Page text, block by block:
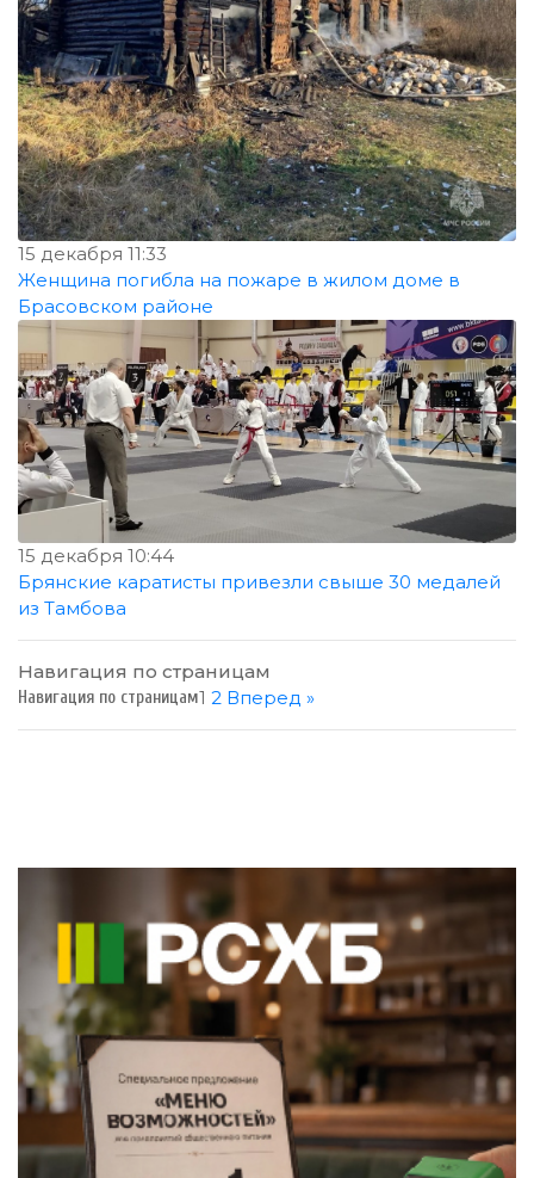
15 декабря 11:33
Женщина погибла на пожаре в жилом доме в
Брасовском районе
15 декабря 10:44
Брянские каратисты привезли свыше 30 медалей
из Тамбова
Навигация по страницам
Навигация по страницам1 2 Вперед »